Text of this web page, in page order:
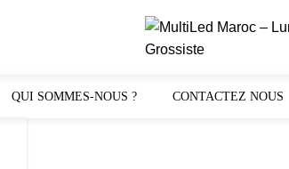
QUI SOMMES-NOUS ? CONTACTEZ NOUS